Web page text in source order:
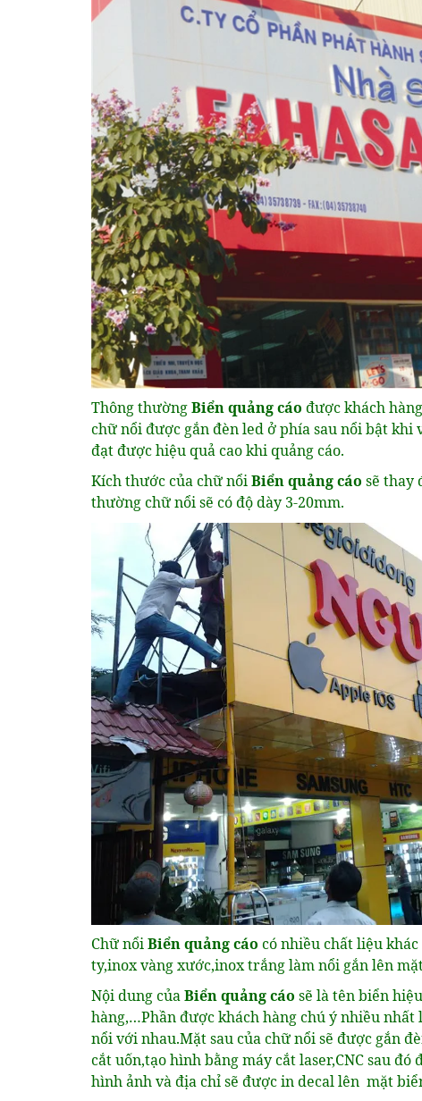
Thông thườngBiển quảng cáo được khách
chữ nổi được gắn đèn led ở phía sau nổi bật khi
đạt được hiệu quả cao khi quảng cáo.
Kích thước của chữ nổiBiển quảng cáo sẽ thay
thường chữ nổi sẽ có độ dày 3-20mm.
Chữ nổiBiển quảng cáo có nhiều chất liệu
ty,inox vàng xước,inox trắng làm nổi gắn lên
Nội dung củaBiển quảng cáo sẽ là tên biển
hàng,…Phần được khách hàng chú ý nhiều
nổi với nhau.Mặt sau của chữ nổi sẽ được gắn
cắt uốn,tạo hình bằng máy cắt laser,CNC sau
hình ảnh và địa chỉ sẽ được in decal lên mặt